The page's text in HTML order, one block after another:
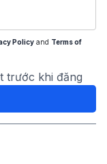
Policy and Terms of
trước khi đăng